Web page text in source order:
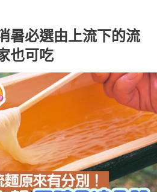
暑必選由上流下的流
也可吃